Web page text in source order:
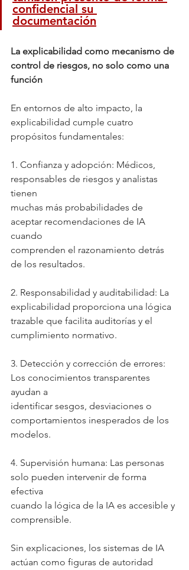
confidencial su
documentación
La explicabilidad como mecanismo de
control de riesgos, no solo como una
función
En entornos de alto impacto, la
explicabilidad cumple cuatro
propósitos fundamentales:
1. Confianza y adopción: Médicos,
responsables de riesgos y analistas
tienen
muchas más probabilidades de
aceptar recomendaciones de IA
cuando
comprenden el razonamiento detrás
de los resultados.
2. Responsabilidad y auditabilidad: La
explicabilidad proporciona una lógica
trazable que facilita auditorías y el
cumplimiento normativo.
3. Detección y corrección de errores:
Los conocimientos transparentes
ayudan a
identificar sesgos, desviaciones o
comportamientos inesperados de los
modelos.
4. Supervisión humana: Las personas
solo pueden intervenir de forma
efectiva
cuando la lógica de la IA es accesible y
comprensible.
Sin explicaciones, los sistemas de IA
actúan como figuras de autoridad